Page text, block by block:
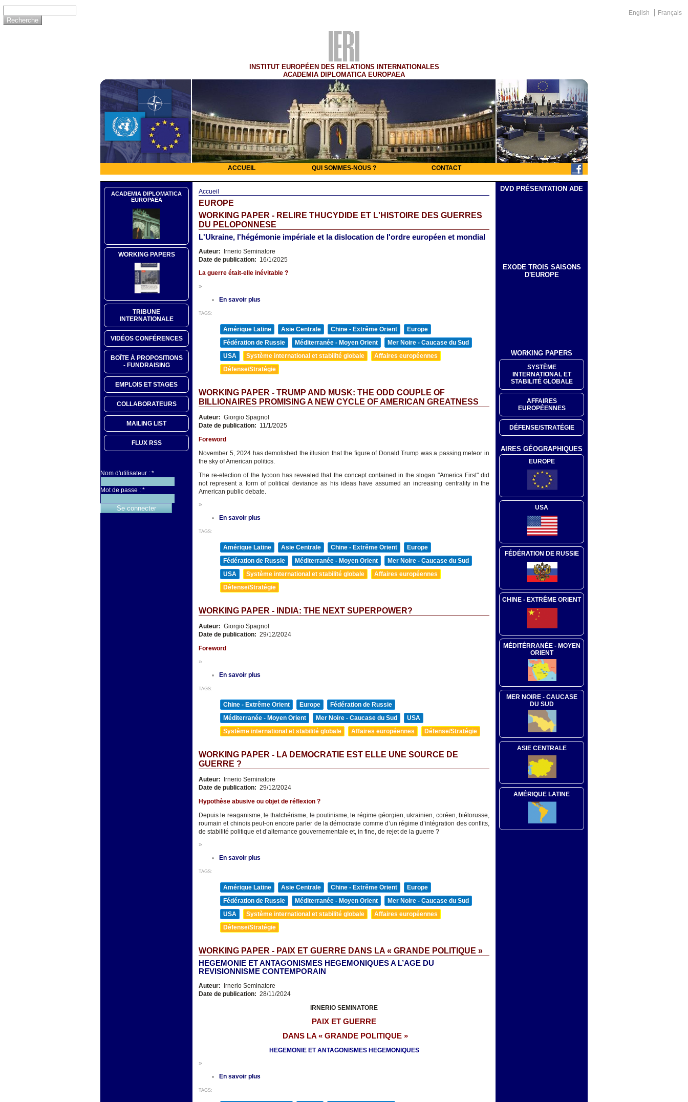
English Français
INSTITUT EUROPÉEN DES RELATIONS INTERNATIONALES
ACADEMIA DIPLOMATICA EUROPAEA
ACCUEIL QUI SOMMES-NOUS ? CONTACT
ACADEMIA DIPLOMATICA
EUROPAEA
WORKING PAPERS
TRIBUNE
INTERNATIONALE
VIDÉOS CONFÉRENCES
BOÎTE À PROPOSITIONS
- FUNDRAISING
EMPLOIS ET STAGES
COLLABORATEURS
MAILING LIST
FLUX RSS
Nom d'utilisateur : *
Mot de passe : *
Accueil
EUROPE
WORKING PAPER - RELIRE THUCYDIDE ET L'HISTOIRE DES GUERRES
DU PELOPONNESE
L'Ukraine, l'hégémonie impériale et la dislocation de l'ordre européen et mondial
Auteur: Irnerio Seminatore
Date de publication: 16/1/2025
La guerre était-elle inévitable ?
»
En savoir plus
TAGS:
Amérique Latine Asie Centrale Chine - Extrême Orient
Europe
Fédération de Russie
Méditerranée - Moyen Orient
Mer Noire - Caucase du Sud
USA
Système international et stabilité globale
Affaires européennes
Défense/Stratégie
WORKING PAPER - TRUMP AND MUSK: THE ODD COUPLE OF
BILLIONAIRES PROMISING A NEW CYCLE OF AMERICAN GREATNESS
Auteur: Giorgio Spagnol
Date de publication: 11/1/2025
Foreword
November 5, 2024 has demolished the illusion that the figure of Donald Trump was a passing meteor in
the sky of American politics.
The re-election of the tycoon has revealed that the concept contained in the slogan "America First" did
not represent a form of political deviance as his ideas have assumed an increasing centrality in the
American public debate.
»
En savoir plus
TAGS:
Amérique Latine Asie Centrale Chine - Extrême Orient
Europe
Fédération de Russie
Méditerranée - Moyen Orient
Mer Noire - Caucase du Sud
USA
Système international et stabilité globale
Affaires européennes
Défense/Stratégie
WORKING PAPER - INDIA: THE NEXT SUPERPOWER?
Auteur: Giorgio Spagnol
Date de publication: 29/12/2024
Foreword
»
En savoir plus
TAGS:
Chine - Extrême Orient Europe
Fédération de Russie
Méditerranée - Moyen Orient
Mer Noire - Caucase du Sud
USA
Système international et stabilité globale
Affaires européennes Défense/Stratégie
WORKING PAPER - LA DEMOCRATIE EST ELLE UNE SOURCE DE
GUERRE ?
Auteur:
Irnerio Seminatore
Date de publication: 29/12/2024
Hypothèse abusive ou objet de réflexion ?
Depuis le reaganisme, le thatchérisme, le poutinisme, le régime géorgien, ukrainien, coréen, biélorusse,
roumain et chinois peut-on encore parler de la démocratie comme d’un régime d’intégration des conflits,
de stabilité politique et d’alternance gouvernementale et, in fine, de rejet de la guerre ?
»
En savoir plus
TAGS:
Amérique Latine Asie Centrale Chine - Extrême Orient
Europe
Fédération de Russie
Méditerranée - Moyen Orient
Mer Noire - Caucase du Sud
USA
Système international et stabilité globale
Affaires européennes
Défense/Stratégie
WORKING PAPER - PAIX ET GUERRE DANS LA « GRANDE POLITIQUE »
HEGEMONIE ET ANTAGONISMES HEGEMONIQUES A L’AGE DU
REVISIONNISME CONTEMPORAIN
Auteur:
Irnerio Seminatore
Date de publication: 28/11/2024
IRNERIO SEMINATORE
PAIX ET GUERRE
DANS LA « GRANDEPOLITIQUE »
HEGEMONIE ET ANTAGONISMES HEGEMONIQUES
»
En savoir plus
TAGS:
DVD PRÉSENTATION ADE
EXODE TROIS SAISONS
D'EUROPE
WORKING PAPERS
SYSTÈME
INTERNATIONAL ET
STABILITÉ GLOBALE
AFFAIRES
EUROPÉENNES
DÉFENSE/STRATÉGIE
AIRES GÉOGRAPHIQUES
EUROPE
USA
FÉDÉRATION DE RUSSIE
CHINE - EXTRÊME ORIENT
MÉDITÉRRANÉE - MOYEN
ORIENT
MER NOIRE - CAUCASE
DU SUD
ASIE CENTRALE
AMÉRIQUE LATINE